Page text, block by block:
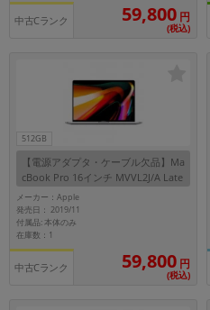
中古Cランク 59,800 円
(税込)
512GB
【電源アダプタ・ケーブル欠品】Ma
cBook Pro 16インチ MVVL2J/A Late
2019 シルバー【Core i7(2.6GHz)/16
GB/512GB SSD】
メーカー：Apple
発売日： 2019/11
付属品: 本体のみ
在庫数：1
中古Cランク 59,800 円
(税込)